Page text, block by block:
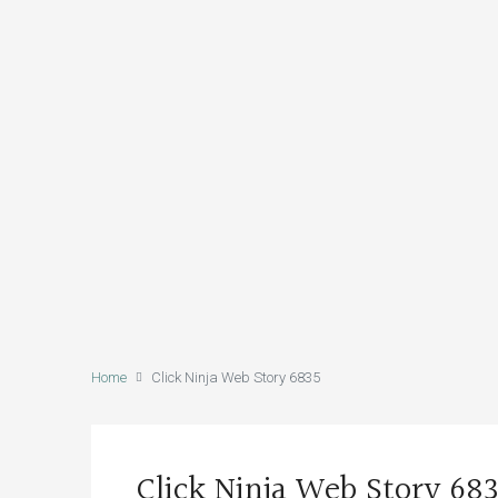
Home Click Ninja Web Story 6835